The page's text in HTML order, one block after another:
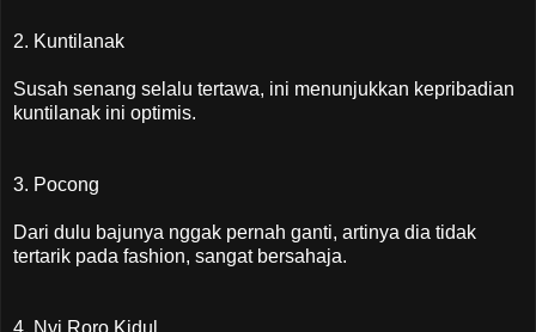
2. Kuntilanak
Susah senang selalu tertawa, ini menunjukkan kepribadian
kuntilanak ini optimis.
3. Pocong
Dari dulu bajunya nggak pernah ganti, artinya dia tidak
tertarik pada fashion, sangat bersahaja.
4. Nyi Roro Kidul